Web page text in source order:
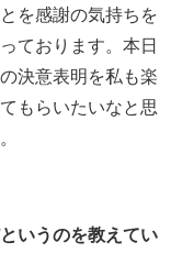
を感謝の気持ちを
ております。本日
決意表明を私も楽
もらいたいなと思
いうのを教えてい